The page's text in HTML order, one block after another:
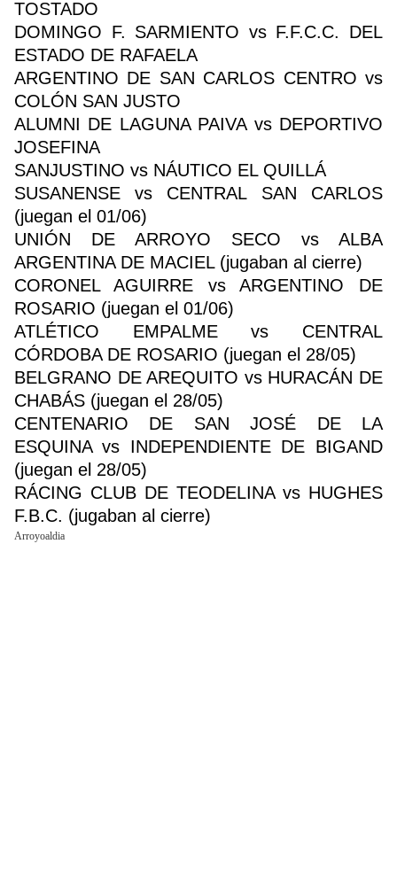
TOSTADO
DOMINGO F. SARMIENTO vs F.F.C.C. DEL
ESTADO DE RAFAELA
ARGENTINO DE SAN CARLOS CENTRO vs
COLÓN SAN JUSTO
ALUMNI DE LAGUNA PAIVA vs DEPORTIVO
JOSEFINA
SANJUSTINO vs NÁUTICO EL QUILLÁ
SUSANENSE vs CENTRAL SAN CARLOS
(juegan el 01/06)
UNIÓN DE ARROYO SECO vs ALBA
ARGENTINA DE MACIEL (jugaban al cierre)
CORONEL AGUIRRE vs ARGENTINO DE
ROSARIO (juegan el 01/06)
ATLÉTICO EMPALME vs CENTRAL
CÓRDOBA DE ROSARIO (juegan el 28/05)
BELGRANO DE AREQUITO vs HURACÁN DE
CHABÁS (juegan el 28/05)
CENTENARIO DE SAN JOSÉ DE LA
ESQUINA vs INDEPENDIENTE DE BIGAND
(juegan el 28/05)
RÁCING CLUB DE TEODELINA vs HUGHES
F.B.C. (jugaban al cierre)
Arroyoaldia